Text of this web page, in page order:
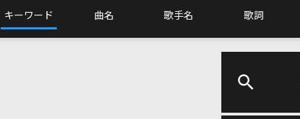
キーワード 曲名 歌手名 歌詞